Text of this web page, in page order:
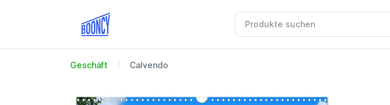
Geschäft Calvendo